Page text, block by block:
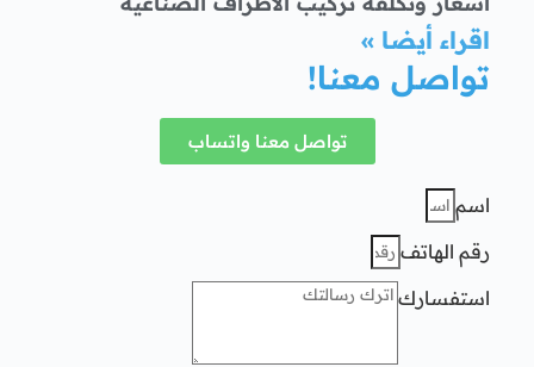
اقراء أيضا »
تواصل معنا!
تواصل معنا واتساب
اسم
رقم الهاتف
استفسارك